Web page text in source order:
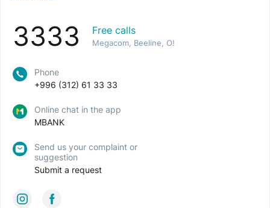
3333 Free calls
Megacom, Beeline, O!
Phone
+996 (312) 61 33 33
Online chat in the app
MBANK
Send us your complaint or
suggestion
Submit a request